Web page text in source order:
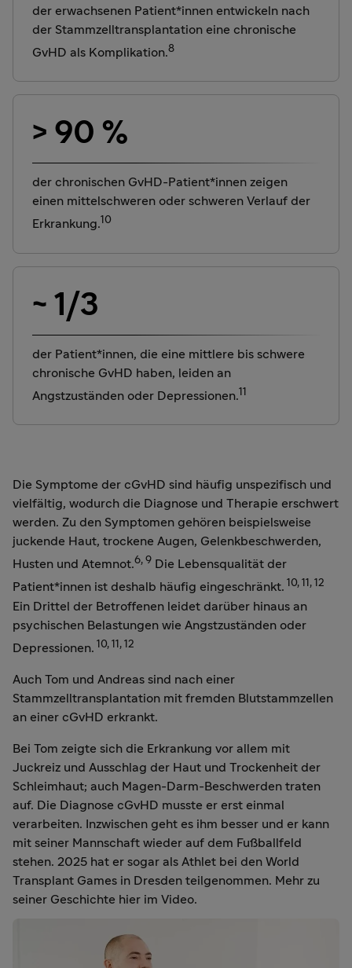
der erwachsenen Patient*innen entwickeln nach
der Stammzelltransplantation eine chronische
GvHD als Komplikation.8
> 90 %
der chronischen GvHD-Patient*innen zeigen
einen mittelschweren oder schweren Verlauf der
Erkrankung.10
~ 1/3
der Patient*innen, die eine mittlere bis schwere
chronische GvHD haben, leiden an
Angstzuständen oder Depressionen.11
Die Symptome der cGvHD sind häufig unspezifisch und
vielfältig, wodurch die Diagnose und Therapie erschwert
werden. Zu den Symptomen gehören beispielsweise
juckende Haut, trockene Augen, Gelenkbeschwerden,
Husten und Atemnot.6, 9 Die Lebensqualität der
Patient*innen ist deshalb häufig eingeschränkt. 10, 11, 12
Ein Drittel der Betroffenen leidet darüber hinaus an
psychischen Belastungen wie Angstzuständen oder
Depressionen. 10, 11, 12
Auch Tom und Andreas sind nach einer
Stammzelltransplantation mit fremden Blutstammzellen
an einer cGvHD erkrankt.
Bei Tom zeigte sich die Erkrankung vor allem mit
Juckreiz und Ausschlag der Haut und Trockenheit der
Schleimhaut; auch Magen-Darm-Beschwerden traten
auf. Die Diagnose cGvHD musste er erst einmal
verarbeiten. Inzwischen geht es ihm besser und er kann
mit seiner Mannschaft wieder auf dem Fußballfeld
stehen. 2025 hat er sogar als Athlet bei den World
Transplant Games in Dresden teilgenommen. Mehr zu
seiner Geschichte hier im Video.